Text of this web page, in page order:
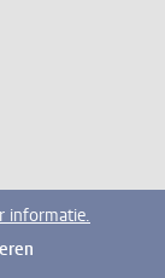
informatie.